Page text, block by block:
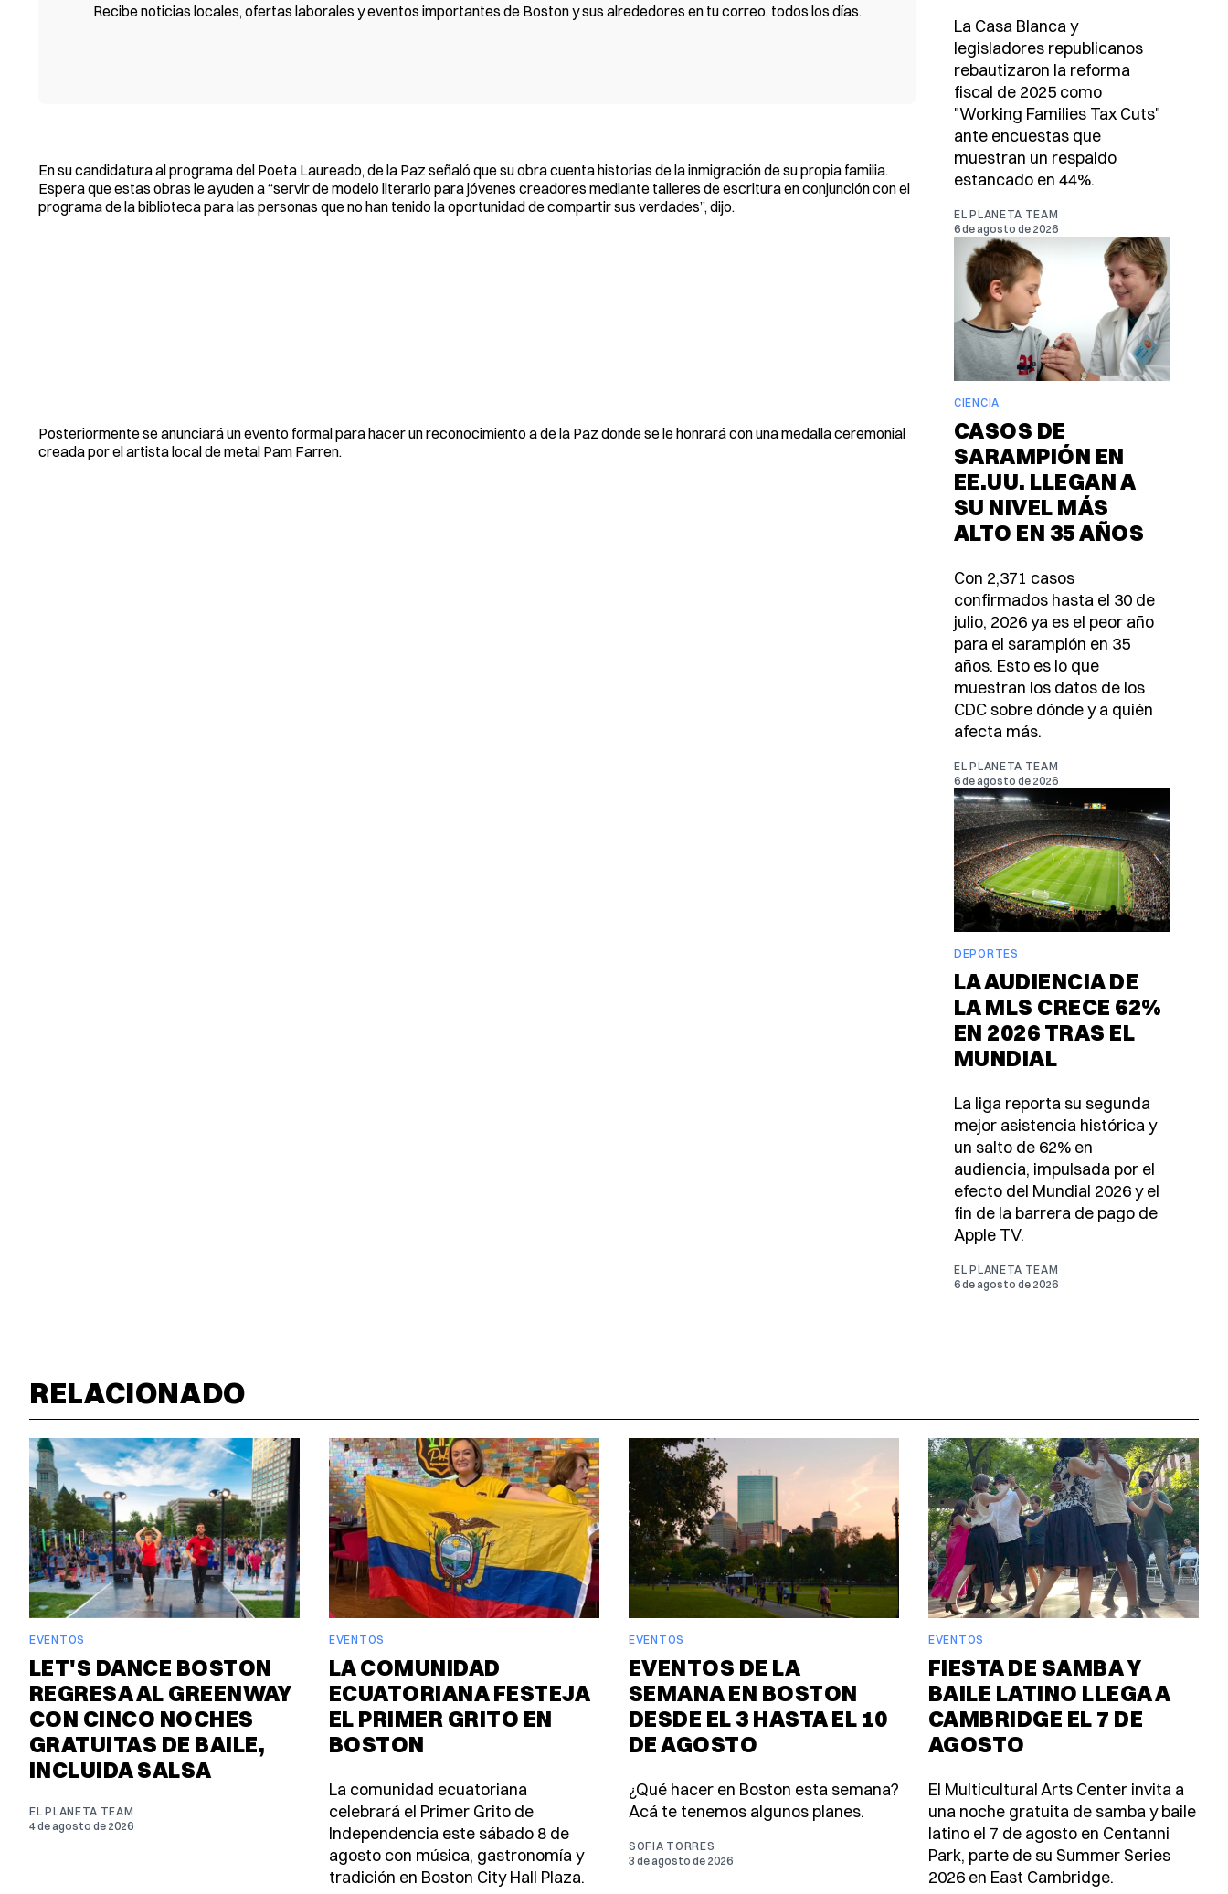
Recibe noticias locales, ofertas laborales y eventos importantes de Boston y sus alrededores en tu correo, todos los días.
En su candidatura al programa del Poeta Laureado, de la Paz señaló que su obra cuenta historias de la inmigración de su propia familia.
Espera que estas obras le ayuden a “servir de modelo literario para jóvenes creadores mediante talleres de escritura en conjunción con el
programa de la biblioteca para las personas que no han tenido la oportunidad de compartir sus verdades”, dijo.
Posteriormente se anunciará un evento formal para hacer un reconocimiento a de la Paz donde se le honrará con una medalla ceremonial
creada por el artista local de metal Pam Farren.
La Casa Blanca y
legisladores republicanos
rebautizaron la reforma
fiscal de 2025 como
"Working Families Tax Cuts"
ante encuestas que
muestran un respaldo
estancado en 44%.
EL PLANETA TEAM
6 de agosto de 2026
CIENCIA
CASOS DE
SARAMPIÓN EN
EE.UU. LLEGAN A
SU NIVEL MÁS
ALTO EN 35 AÑOS
Con 2,371 casos
confirmados hasta el 30 de
julio, 2026 ya es el peor año
para el sarampión en 35
años. Esto es lo que
muestran los datos de los
CDC sobre dónde y a quién
afecta más.
EL PLANETA TEAM
6 de agosto de 2026
DEPORTES
LA AUDIENCIA DE
LA MLS CRECE 62%
EN 2026 TRAS EL
MUNDIAL
La liga reporta su segunda
mejor asistencia histórica y
un salto de 62% en
audiencia, impulsada por el
efecto del Mundial 2026 y el
fin de la barrera de pago de
Apple TV.
EL PLANETA TEAM
6 de agosto de 2026
RELACIONADO
EVENTOS
LET'S DANCE BOSTON
REGRESA AL GREENWAY
CON CINCO NOCHES
GRATUITAS DE BAILE,
INCLUIDA SALSA
EL PLANETA TEAM
4 de agosto de 2026
EVENTOS
LA COMUNIDAD
ECUATORIANA FESTEJA
EL PRIMER GRITO EN
BOSTON
La comunidad ecuatoriana
celebrará el Primer Grito de
Independencia este sábado 8 de
agosto con música, gastronomía y
tradición en Boston City Hall Plaza.
EVENTOS
EVENTOS DE LA
SEMANA EN BOSTON
DESDE EL 3 HASTA EL 10
DE AGOSTO
¿Qué hacer en Boston esta semana?
Acá te tenemos algunos planes.
SOFIA TORRES
3 de agosto de 2026
EVENTOS
FIESTA DE SAMBA Y
BAILE LATINO LLEGA A
CAMBRIDGE EL 7 DE
AGOSTO
El Multicultural Arts Center invita a
una noche gratuita de samba y baile
latino el 7 de agosto en Centanni
Park, parte de su Summer Series
2026 en East Cambridge.